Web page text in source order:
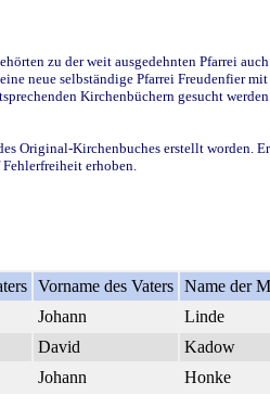
zu der weit ausgedehnten Pfarrei
neue selbständige Pfarrei Freudenfier
Kirchenbüchern gesucht
Original-Kirchenbuches erstellt worden.
erhoben.
Vorname des Vaters Name der
Johann Linde
David Kadow
Johann Honke